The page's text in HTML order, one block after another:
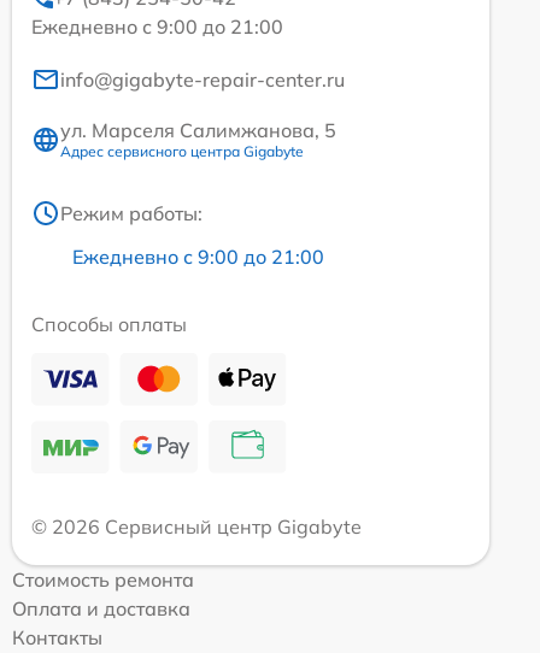
Ежедневно с 9:00 до 21:00
info@gigabyte-repair-center.ru
ул. Марселя Салимжанова, 5
Адрес сервисного центра Gigabyte
Режим работы:
Ежедневно с 9:00 до 21:00
Способы оплаты
© 2026 Сервисный центр Gigabyte
Стоимость ремонта
Оплата и доставка
Контакты